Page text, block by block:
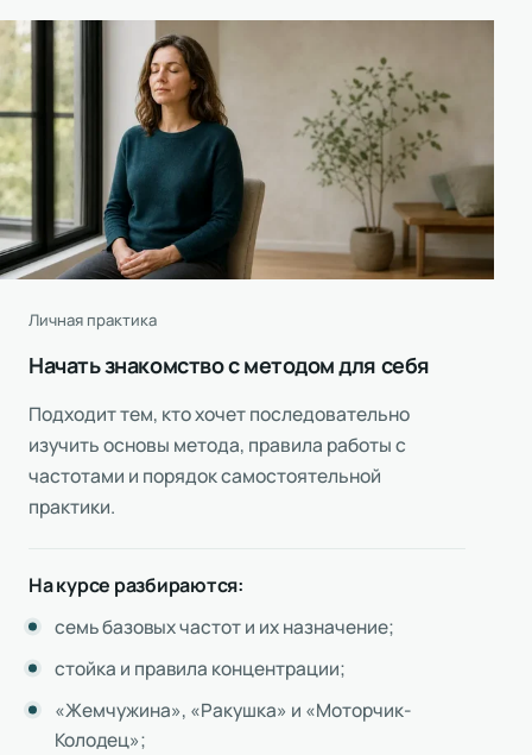
Личная практика
Начать знакомство с методом для себя
Подходит тем, кто хочет последовательно
изучить основы метода, правила работы с
частотами и порядок самостоятельной
практики.
На курсе разбираются:
семь базовых частот и их назначение;
стойка и правила концентрации;
«Жемчужина», «Ракушка» и «Моторчик-
Колодец»;